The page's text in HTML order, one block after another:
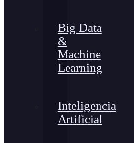
Big Data
&
Machine
Learning
Inteligencia
Artificial